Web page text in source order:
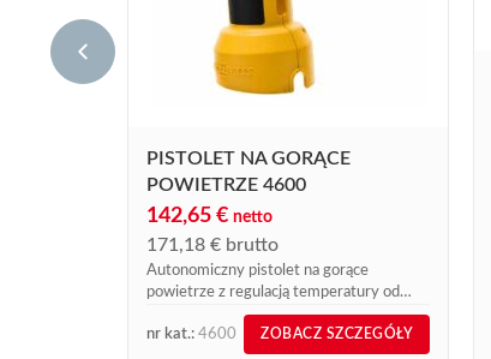
PISTOLET NA GORĄCE
POWIETRZE 4600
142,65 € netto
171,18 € brutto
Autonomiczny pistolet na gorące
powietrze z regulacją temperatury od
190 °C do 900 °C, w zestawie 2 dysze
(płaska nr kat. 11965 i refleksyjna nr...
nr kat.: 4600 ZOBACZ SZCZEGÓŁY